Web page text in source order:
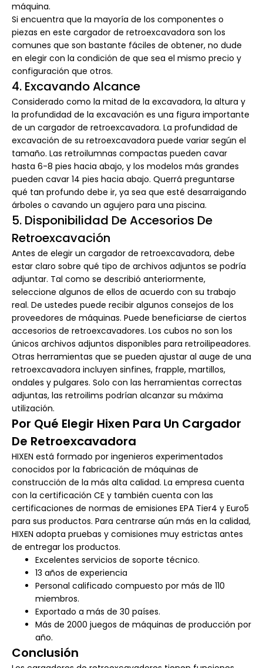
máquina.
Si encuentra que la mayoría de los componentes o
piezas en este cargador de retroexcavadora son los
comunes que son bastante fáciles de obtener, no dude
en elegir con la condición de que sea el mismo precio y
configuración que otros.
4. Excavando Alcance
Considerado como la mitad de la excavadora, la altura y
la profundidad de la excavación es una figura importante
de un cargador de retroexcavadora. La profundidad de
excavación de su retroexcavadora puede variar según el
tamaño. Las retroilumnas compactas pueden cavar
hasta 6-8 pies hacia abajo, y los modelos más grandes
pueden cavar 14 pies hacia abajo. Querrá preguntarse
qué tan profundo debe ir, ya sea que esté desarraigando
árboles o cavando un agujero para una piscina.
5. Disponibilidad De Accesorios De
Retroexcavación
Antes de elegir un cargador de retroexcavadora, debe
estar claro sobre qué tipo de archivos adjuntos se podría
adjuntar. Tal como se describió anteriormente,
seleccione algunos de ellos de acuerdo con su trabajo
real. De ustedes puede recibir algunos consejos de los
proveedores de máquinas. Puede beneficiarse de ciertos
accesorios de retroexcavadores. Los cubos no son los
únicos archivos adjuntos disponibles para retroilipeadores.
Otras herramientas que se pueden ajustar al auge de una
retroexcavadora incluyen sinfines, frapple, martillos,
ondales y pulgares. Solo con las herramientas correctas
adjuntas, las retroilims podrían alcanzar su máxima
utilización.
Por Qué Elegir Hixen Para Un Cargador
De Retroexcavadora
HIXEN está formado por ingenieros experimentados
conocidos por la fabricación de máquinas de
construcción de la más alta calidad. La empresa cuenta
con la certificación CE y también cuenta con las
certificaciones de normas de emisiones EPA Tier4 y Euro5
para sus productos. Para centrarse aún más en la calidad,
HIXEN adopta pruebas y comisiones muy estrictas antes
de entregar los productos.
Excelentes servicios de soporte técnico.
13 años de experiencia
Personal calificado compuesto por más de 110
miembros.
Exportado a más de 30 países.
Más de 2000 juegos de máquinas de producción por
año.
Conclusión